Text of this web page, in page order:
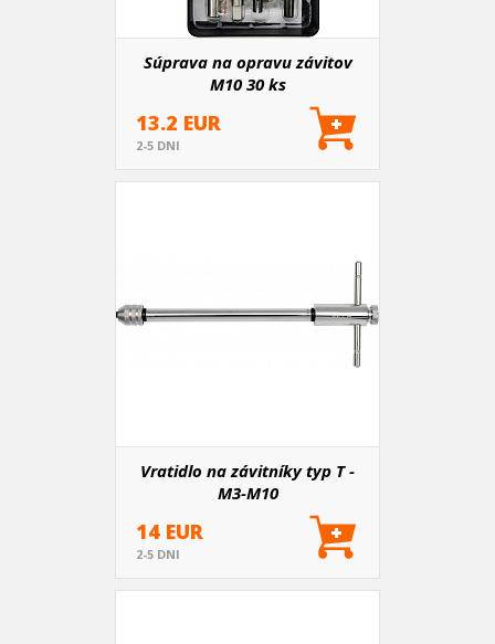
Súprava na opravu závitov
M10 30 ks
13.2 EUR
2-5 DNI
Vratidlo na závitníky typ T -
M3-M10
14 EUR
2-5 DNI